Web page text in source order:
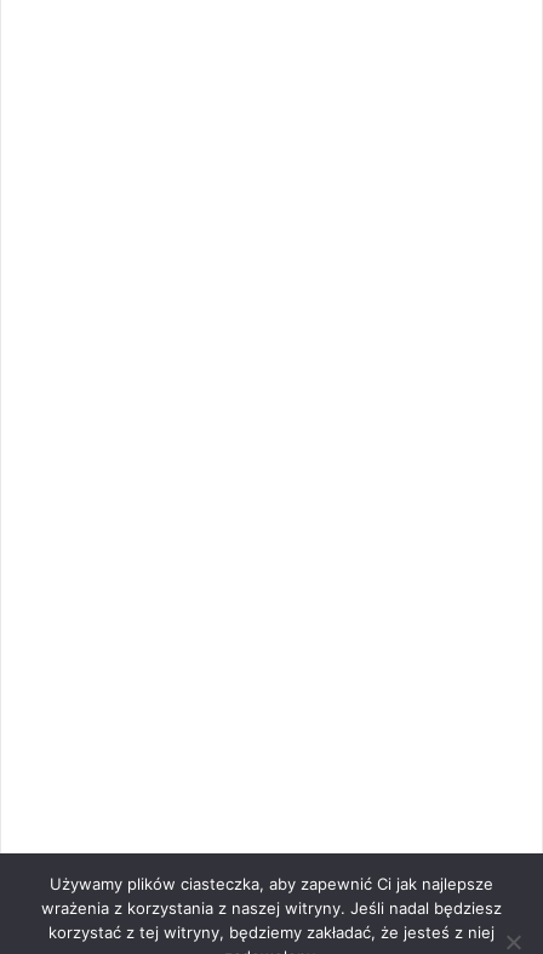
Używamy plików ciasteczka, aby zapewnić Ci jak najlepsze
wrażenia z korzystania z naszej witryny. Jeśli nadal będziesz
korzystać z tej witryny, będziemy zakładać, że jesteś z niej